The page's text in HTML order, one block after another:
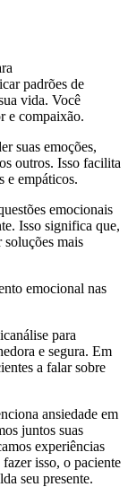
padrões de
vida. Você
e compaixão.
suas emoções,
outros. Isso facilita
e empáticos.
emocionais
Isso significa que,
soluções mais
emocional nas
para
e segura. Em
a falar sobre
ansiedade em
juntos suas
experiências
isso, o paciente
seu presente.